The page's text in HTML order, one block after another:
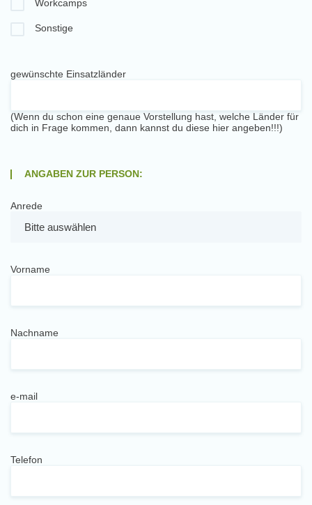
Workcamps
Sonstige
gewünschte Einsatzländer
(Wenn du schon eine genaue Vorstellung hast, welche Länder für
dich in Frage kommen, dann kannst du diese hier angeben!!!)
ANGABEN ZUR PERSON:
Anrede
Vorname
Nachname
e-mail
Telefon